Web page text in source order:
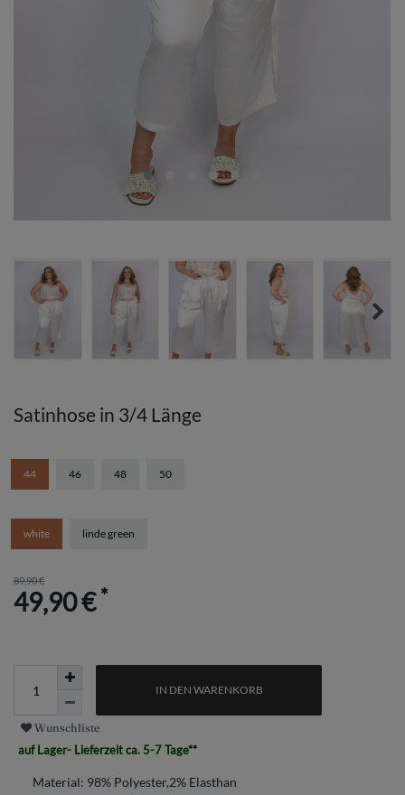
Satinhose in 3/4 Länge
44 46 48 50
white linde green
89,90 €
49,90 € *
IN DEN WARENKORB
Wunschliste
auf Lager- Lieferzeit ca. 5-7 Tage**
Material: 98% Polyester,2% Elasthan